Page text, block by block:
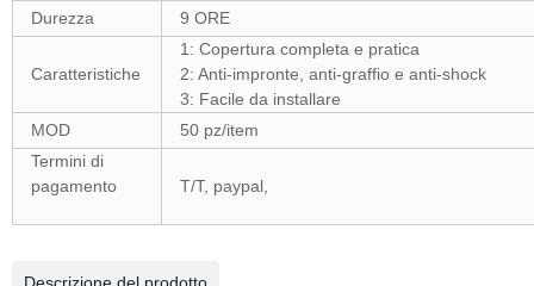
Durezza 9 ORE
Caratteristiche
1: Copertura completa e pratica
2: Anti-impronte, anti-graffio e anti-shock
3: Facile da installare
MOD
50 pz/item
Termini di
pagamento
T/T, paypal,